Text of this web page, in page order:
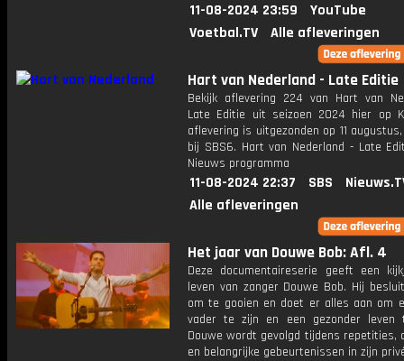
11-08-2024 23:59
YouTube
Voetbal.TV
Alle afleveringen
Hart van Nederland - Late Editie
Bekijk aflevering 224 van Hart van
Late Editie uit seizoen 2024 hier op
aflevering is uitgezonden op 11
bij SBS6. Hart van Nederland - Late
Nieuws programma
11-08-2024 22:37 SBS
Alle afleveringen
Het jaar van Douwe Bob: Afl. 4
Deze documentaireserie geeft een
leven van zanger Douwe Bob. Hij
om te gooien en doet er alles aan om
vader te zijn en een gezonder leven
Douwe wordt gevolgd tijdens repetities,
en belangrijke gebeurtenissen in zijn